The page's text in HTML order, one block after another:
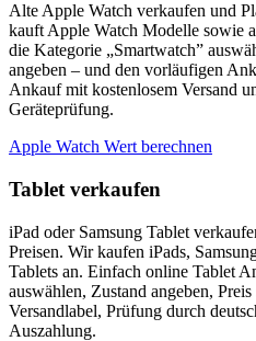
Alte Apple Watch verkaufen und
kauft Apple Watch Modelle sowie
die Kategorie „Smartwatch”
angeben – und den vorläufigen
Ankauf mit kostenlosem Versand
Geräteprüfung.
Apple Watch Wert berechnen
Tablet verkaufen
iPad oder Samsung Tablet
Preisen. Wir kaufen iPads,
Tablets an. Einfach online Tablet
auswählen, Zustand angeben,
Versandlabel, Prüfung durch
Auszahlung.